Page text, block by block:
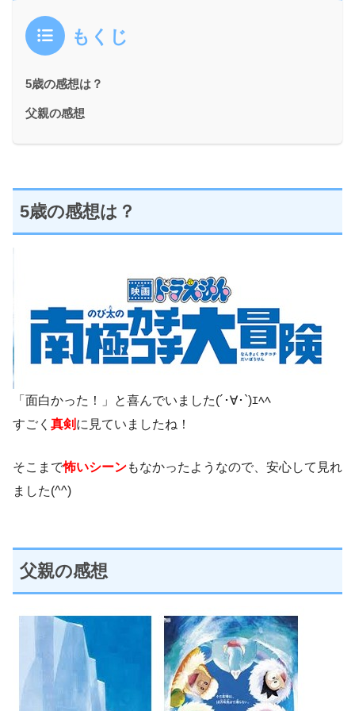
もくじ
5歳の感想は？
父親の感想
5歳の感想は？
「面白かった！」と喜んでいました(´･∀･`)ｴﾍﾍ
すごく 真剣 に見ていましたね！
そこまで怖いシーンもなかったようなので、安心して見れ
ました(^^)
父親の感想